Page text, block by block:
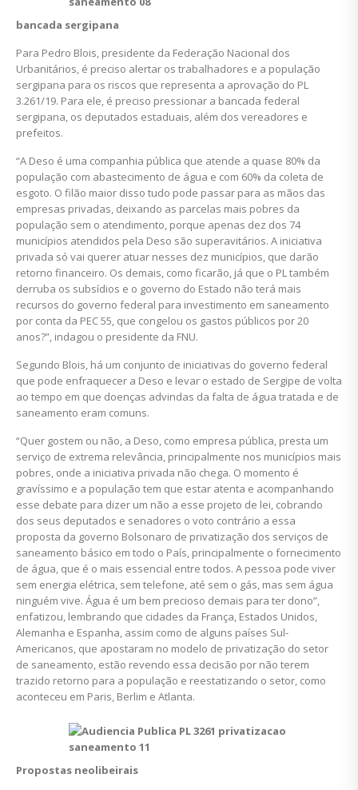
bancada sergipana
Para Pedro Blois, presidente da Federação Nacional dos
Urbanitários, é preciso alertar os trabalhadores e a população
sergipana para os riscos que representa a aprovação do PL
3.261/19. Para ele, é preciso pressionar a bancada federal
sergipana, os deputados estaduais, além dos vereadores e
prefeitos.
“A Deso é uma companhia pública que atende a quase 80% da
população com abastecimento de água e com 60% da coleta de
esgoto. O filão maior disso tudo pode passar para as mãos das
empresas privadas, deixando as parcelas mais pobres da
população sem o atendimento, porque apenas dez dos 74
municípios atendidos pela Deso são superavitários. A iniciativa
privada só vai querer atuar nesses dez municípios, que darão
retorno financeiro. Os demais, como ficarão, já que o PL também
derruba os subsídios e o governo do Estado não terá mais
recursos do governo federal para investimento em saneamento
por conta da PEC 55, que congelou os gastos públicos por 20
anos?”, indagou o presidente da FNU.
Segundo Blois, há um conjunto de iniciativas do governo federal
que pode enfraquecer a Deso e levar o estado de Sergipe de volta
ao tempo em que doenças advindas da falta de água tratada e de
saneamento eram comuns.
“Quer gostem ou não, a Deso, como empresa pública, presta um
serviço de extrema relevância, principalmente nos municípios mais
pobres, onde a iniciativa privada não chega. O momento é
gravíssimo e a população tem que estar atenta e acompanhando
esse debate para dizer um não a esse projeto de lei, cobrando
dos seus deputados e senadores o voto contrário a essa
proposta da governo Bolsonaro de privatização dos serviços de
saneamento básico em todo o País, principalmente o fornecimento
de água, que é o mais essencial entre todos. A pessoa pode viver
sem energia elétrica, sem telefone, até sem o gás, mas sem água
ninguém vive. Água é um bem precioso demais para ter dono”,
enfatizou, lembrando que cidades da França, Estados Unidos,
Alemanha e Espanha, assim como de alguns países Sul-
Americanos, que apostaram no modelo de privatização do setor
de saneamento, estão revendo essa decisão por não terem
trazido retorno para a população e reestatizando o setor, como
aconteceu em Paris, Berlim e Atlanta.
Propostas neolibeirais